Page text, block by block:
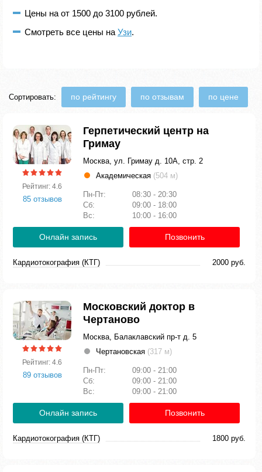
Цены на от 1500 до 3100 рублей.
Смотреть все цены на Узи.
Сортировать: по рейтингу по отзывам по цене
Рейтинг: 4.6
85 отзывов
Герпетический центр на
Гримау
Москва, ул. Гримау д. 10А, стр. 2
Академическая (504 м)
Пн-Пт:
08:30 - 20:30
Сб:
09:00 - 18:00
Вс:
10:00 - 16:00
Онлайн запись Позвонить
Кардиотокография (КТГ) 2000 руб.
Рейтинг: 4.6
89 отзывов
Московский доктор в
Чертаново
Москва, Балаклавский пр-т д. 5
Чертановская (317 м)
Пн-Пт:
09:00 - 21:00
Сб:
09:00 - 21:00
Вс:
09:00 - 21:00
Онлайн запись Позвонить
Кардиотокография (КТГ) 1800 руб.